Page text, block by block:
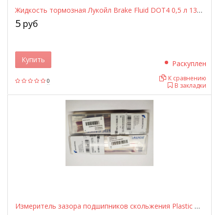
Жидкость тормозная Лукойл Brake Fluid DOT4 0,5 л 1339420 LUKOIL
0
5 руб
Раскуплен
В закладки
К сравнению
Купить
Измеритель зазора подшипников скольжения Plastic Gauge 120000417001 KOLBENSCHMIDT